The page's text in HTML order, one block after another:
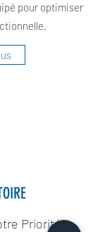
pour optimiser
Priorité